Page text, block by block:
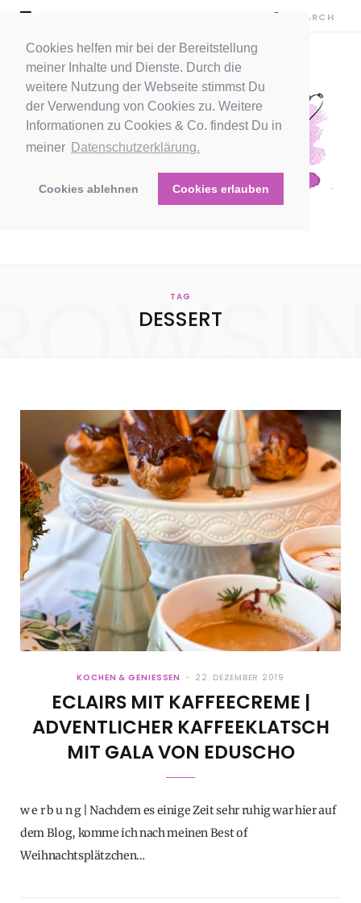
Cookies helfen mir bei der Bereitstellung
meiner Inhalte und Dienste. Durch die
weitere Nutzung der Webseite stimmst Du
der Verwendung von Cookies zu. Weitere
Informationen zu Cookies & Co. findest Du in
meiner Datenschutzerklärung.
Cookies ablehnen Cookies erlauben
TAG
DESSERT
KOCHEN & GENIESSEN 22. DEZEMBER 2019
ECLAIRS MIT KAFFEECREME |
ADVENTLICHER KAFFEEKLATSCH
MIT GALA VON EDUSCHO
w e r b u n g | Nachdem es einige Zeit sehr ruhig war hier auf
dem Blog, komme ich nach meinen Best of
Weihnachtsplätzchen…